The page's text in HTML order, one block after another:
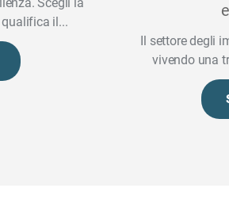
il...
Il settore degli
vivendo una